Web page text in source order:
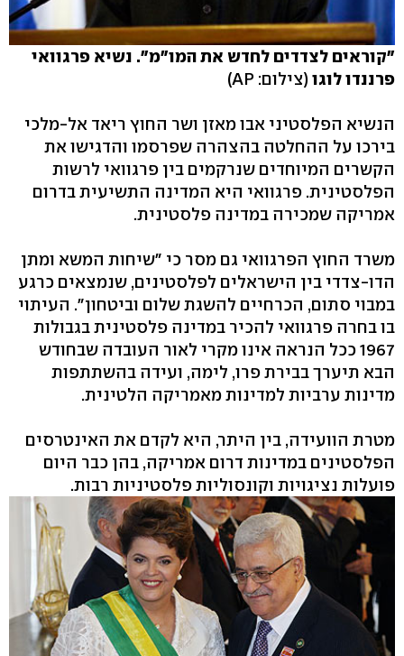
"קוראים לצדדים לחדש את המו"מ". נשיא פרגוואי
פרננדו לוגו (צילום: AP)
הנשיא הפלסטיני אבו מאזן ושר החוץ ריאד אל-מלכי
בירכו על ההחלטה בהצהרה שפרסמו והדגישו את
הקשרים המיוחדים שנרקמים בין פרגוואי לרשות
הפלסטינית. פרגוואי היא המדינה התשיעית בדרום
אמריקה שמכירה במדינה פלסטינית.
משרד החוץ הפרגוואי גם מסר כי "שיחות המשא ומתן
הדו-צדדי בין הישראלים לפלסטינים, שנמצאים כרגע
במבוי סתום, הכרחיים להשגת שלום וביטחון". העיתוי
בו בחרה פרגוואי להכיר במדינה פלסטינית בגבולות
1967 ככל הנראה אינו מקרי לאור העובדה שבחודש
הבא תיערך בבירת פרו, לימה, ועידה בהשתתפות
מדינות ערביות למדינות מאמריקה הלטינית.
מטרת הוועידה, בין היתר, היא לקדם את האינטרסים
הפלסטינים במדינות דרום אמריקה, בהן כבר היום
פועלות נציגויות וקונסוליות פלסטיניות רבות.